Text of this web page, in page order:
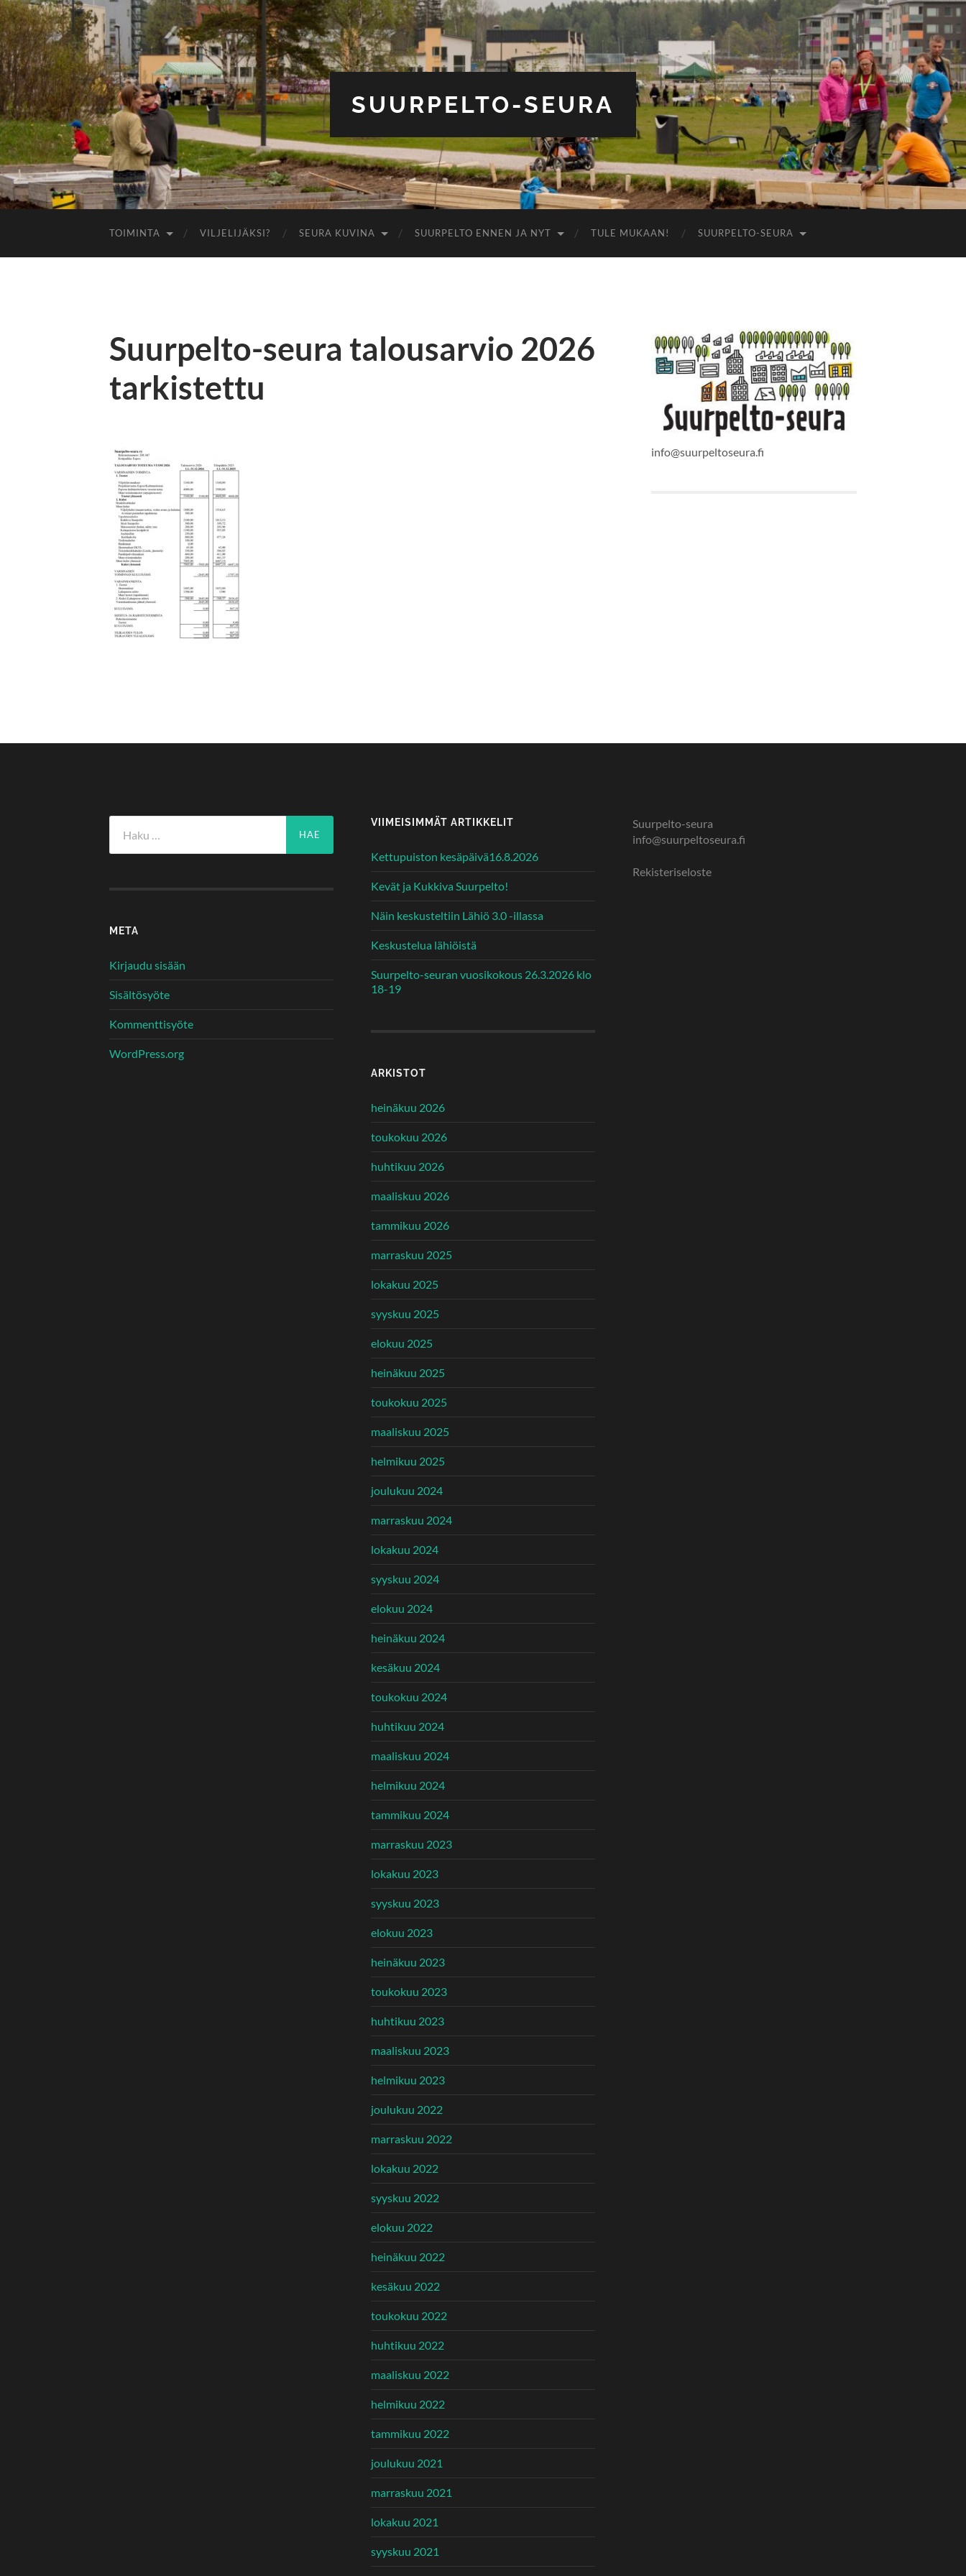
SUURPELTO-SEURA
TOIMINTA VILJELIJÄKSI? SEURA KUVINA SUURPELTO ENNEN JA NYT TULE MUKAAN! SUURPELTO-SEURA
Suurpelto-seura talousarvio 2026
tarkistettu
info@suurpeltoseura.fi
META
Kirjaudu sisään
Sisältösyöte
Kommenttisyöte
WordPress.org
VIIMEISIMMÄT ARTIKKELIT
Kettupuiston kesäpäivä16.8.2026
Kevät ja Kukkiva Suurpelto!
Näin keskusteltiin Lähiö 3.0 -illassa
Keskustelua lähiöistä
Suurpelto-seuran vuosikokous 26.3.2026 klo
18-19
ARKISTOT
heinäkuu 2026
toukokuu 2026
huhtikuu 2026
maaliskuu 2026
tammikuu 2026
marraskuu 2025
lokakuu 2025
syyskuu 2025
elokuu 2025
heinäkuu 2025
toukokuu 2025
maaliskuu 2025
helmikuu 2025
joulukuu 2024
marraskuu 2024
lokakuu 2024
syyskuu 2024
elokuu 2024
heinäkuu 2024
kesäkuu 2024
toukokuu 2024
huhtikuu 2024
maaliskuu 2024
helmikuu 2024
tammikuu 2024
marraskuu 2023
lokakuu 2023
syyskuu 2023
elokuu 2023
heinäkuu 2023
toukokuu 2023
huhtikuu 2023
maaliskuu 2023
helmikuu 2023
joulukuu 2022
marraskuu 2022
lokakuu 2022
syyskuu 2022
elokuu 2022
heinäkuu 2022
kesäkuu 2022
toukokuu 2022
huhtikuu 2022
maaliskuu 2022
helmikuu 2022
tammikuu 2022
joulukuu 2021
marraskuu 2021
lokakuu 2021
syyskuu 2021
Suurpelto-seura
info@suurpeltoseura.fi
Rekisteriseloste